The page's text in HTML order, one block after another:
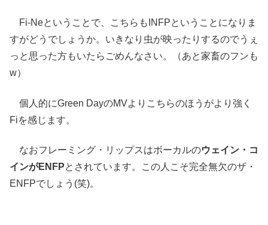
Fi-Neということで、こちらもINFPということになりま
すがどうでしょうか。いきなり虫が映ったりするのでうぇ
っと思った方もいたらごめんなさい。（あと家畜のフンも
w）
個人的にGreen DayのMVよりこちらのほうがより強く
Fiを感じます。
なおフレーミング・リップスはボーカルのウェイン・コ
インがENFPとされています。この人こそ完全無欠のザ・
ENFPでしょう(笑)。